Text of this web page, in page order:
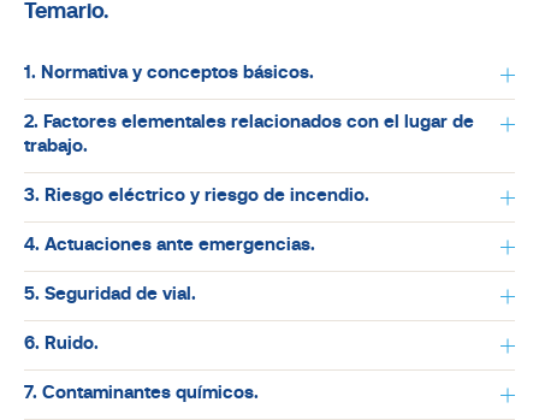
Temario.
1. Normativa y conceptos básicos.
2. Factores elementales relacionados con el lugar de
trabajo.
3. Riesgo eléctrico y riesgo de incendio.
4. Actuaciones ante emergencias.
5. Seguridad de vial.
6. Ruido.
7. Contaminantes químicos.